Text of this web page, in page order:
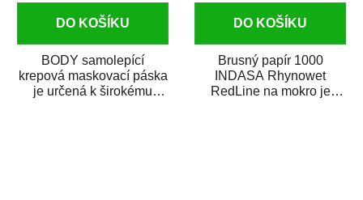
DO KOŠÍKU
BODY samolepící
krepová maskovací páska
je určená k širokému
DO KOŠÍKU
Brusný papír 1000
INDASA Rhynowet
RedLine na mokro je